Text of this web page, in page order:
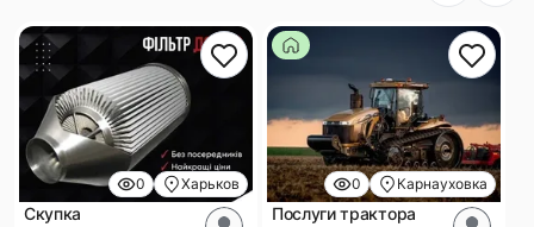
0 Харьков
Скупка
0 Карнауховка
Послуги трактора